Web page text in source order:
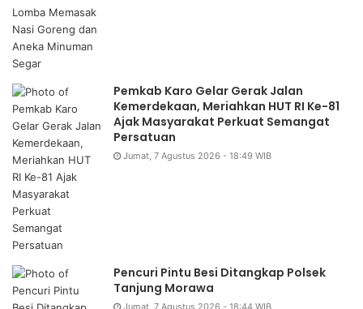
Pemkab Karo Gelar Gerak Jalan
Kemerdekaan, Meriahkan HUT RI Ke-81
Ajak Masyarakat Perkuat Semangat
Persatuan
Jumat, 7 Agustus 2026 - 18:49 WIB
Pencuri Pintu Besi Ditangkap Polsek
Tanjung Morawa
Jumat, 7 Agustus 2026 - 18:44 WIB